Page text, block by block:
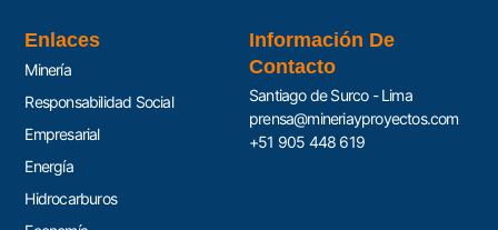
Enlaces
Minería
Responsabilidad Social
Empresarial
Energía
Hidrocarburos
Información De
Contacto
Santiago de Surco - Lima
prensa@mineriayproyectos.com
+51 905 448 619